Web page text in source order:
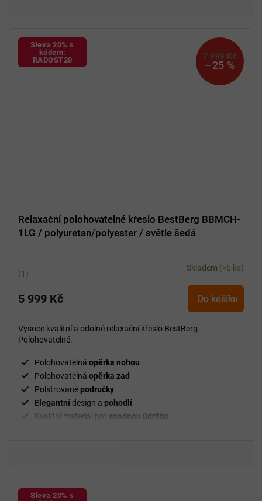
Sleva 20% s
kódem:
RADOST20
7 999 Kč
–25 %
Relaxační polohovatelné křeslo BestBerg BBMCH-
1LG / polyuretan/polyester / světle šedá
Průměrné
produktu
5,0
z
hvězdiček.
Skladem (>5 ks)
5 999 Kč Do košíku
Vysoce kvalitní a odolné relaxační křeslo BestBerg.
Polohovatelné.
Polohovatelná opěrka nohou
Polohovatelná opěrka zad
Polstrované područky
Elegantnídesign a pohodlí
Kvalitní materiál pro snadnou údržbu
Sleva 20% s